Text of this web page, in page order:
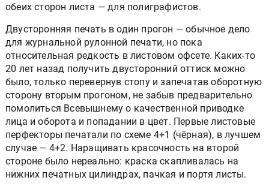
обеих сторон листа — для полиграфистов.
Двусторонняя печать в один прогон — обычное дело
для журнальной рулонной печати, но пока
относительная редкость в листовом офсете. Каких-то
20 лет назад получить двусторонний оттиск можно
было, только перевернув стопу и запечатав оборотную
сторону вторым прогоном, не забыв предварительно
помолиться Всевышнему о качественной приводке
лица и оборота и попадании в цвет. Первые листовые
перфекторы печатали по схеме 4+1 (чёрная), в лучшем
случае — 4+2. Наращивать красочность на второй
стороне было нереально: краска скапливалась на
нижних печатных цилиндрах, пачкая и портя листы.